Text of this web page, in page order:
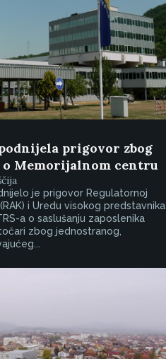
prigovor zbog
o Memorijalnom centru
je prigovor Regulatornoj
i Uredu visokog predstavnika
a o saslušanju zaposlenika
zbog jednostranog,